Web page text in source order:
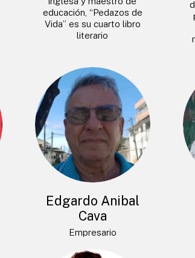
educación, “Pedazos de
Vida” es su cuarto libro
literario
Edgardo Anibal
Cava
Empresario